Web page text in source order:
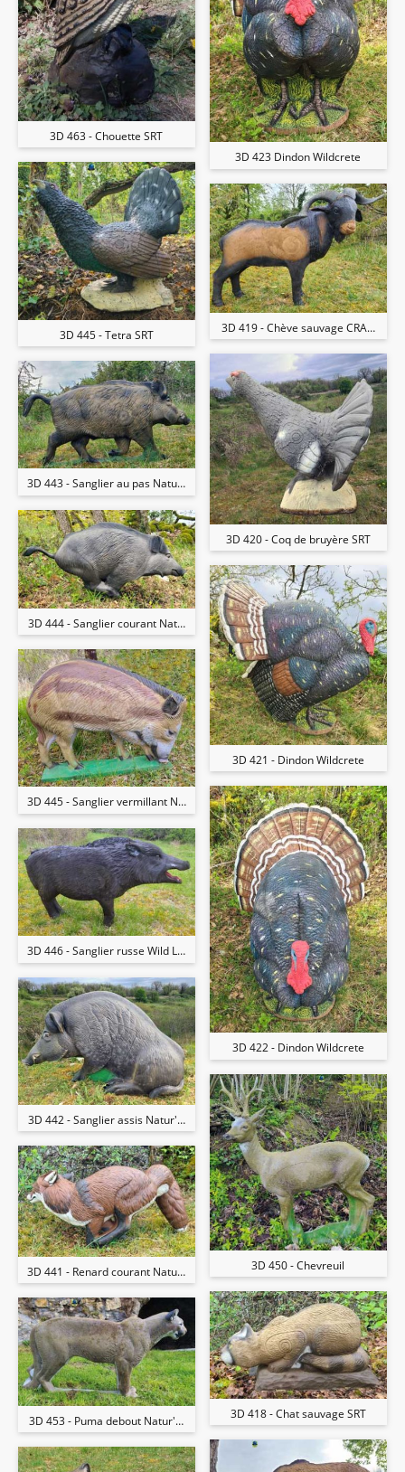
3D 463 - Chouette SRT
3D 445 - Tetra SRT
3D 443 - Sanglier au pas Natur'Foam
3D 444 - Sanglier courant Natur'Foam
3D 445 - Sanglier vermillant Natur'Foam
3D 446 - Sanglier russe Wild Life
3D 442 - Sanglier assis Natur'Foam
3D 441 - Renard courant Natur'Foam
3D 453 - Puma debout Natur'Foam
3D 423 Dindon Wildcrete
3D 419 - Chève sauvage CRAN
3D 420 - Coq de bruyère SRT
3D 421 - Dindon Wildcrete
3D 422 - Dindon Wildcrete
3D 450 - Chevreuil
3D 418 - Chat sauvage SRT